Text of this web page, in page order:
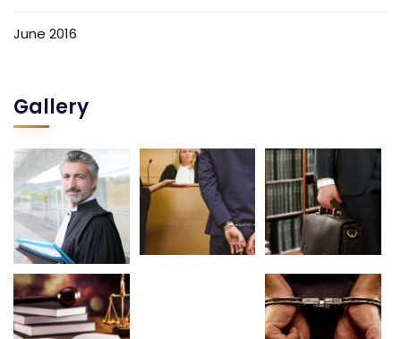
June 2016
Gallery